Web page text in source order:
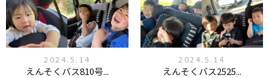
2024.5.14
えんそくバス810号...
2024.5.14
えんそくバス2525...